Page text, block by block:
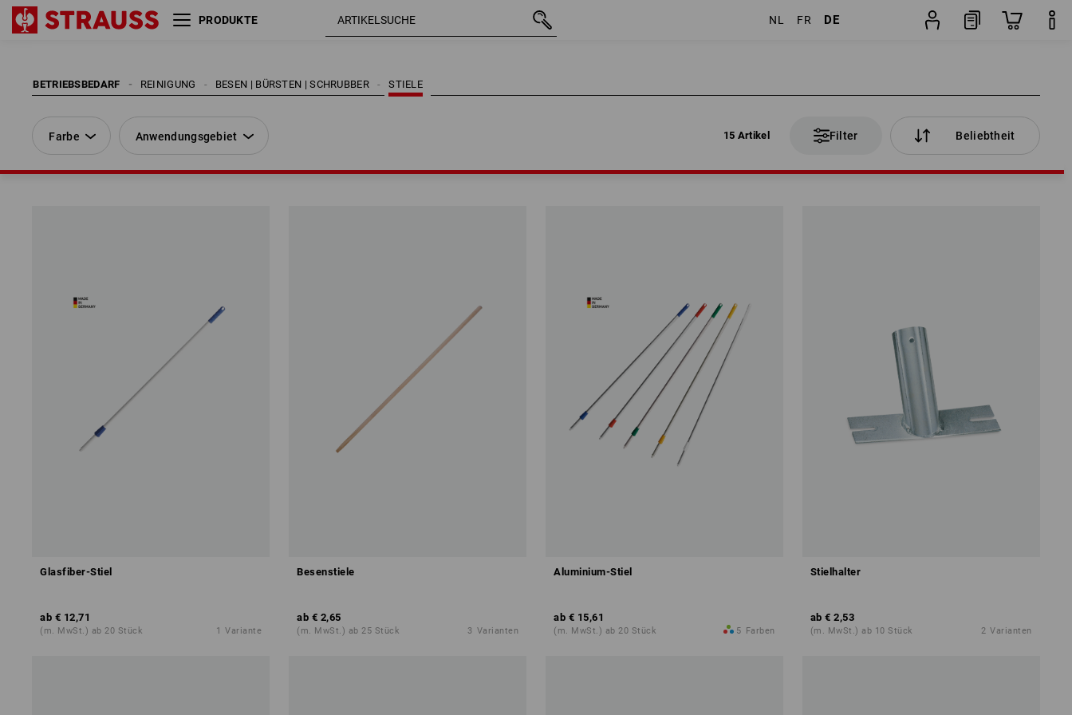
PRODUKTE NL FR DE
BETRIEBSBEDARF STIELE
BESEN | BÜRSTEN | SCHRUBBER
REINIGUNG
Farbe Anwendungsgebiet 15 Artikel Filter Beliebtheit
Farbe Anwendungsgebiet
Glasfiber-Stiel
ab € 12,71
(m. MwSt.) ab 20 Stück 1 Variante
Besenstiele
ab € 2,65
(m. MwSt.) ab 25 Stück 3 Varianten
Aluminium-Stiel
ab € 15,61
(m. MwSt.) ab 20 Stück 5 Farben
Stielhalter
ab € 2,53
(m. MwSt.) ab 10 Stück 2 Varianten